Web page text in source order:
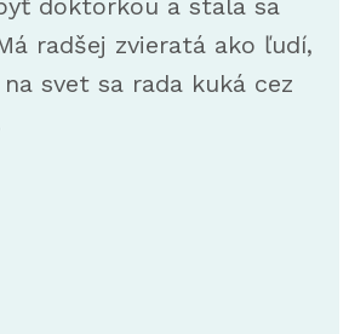
doktorkou a stala sa
radšej zvieratá ako ľudí,
svet sa rada kuká cez